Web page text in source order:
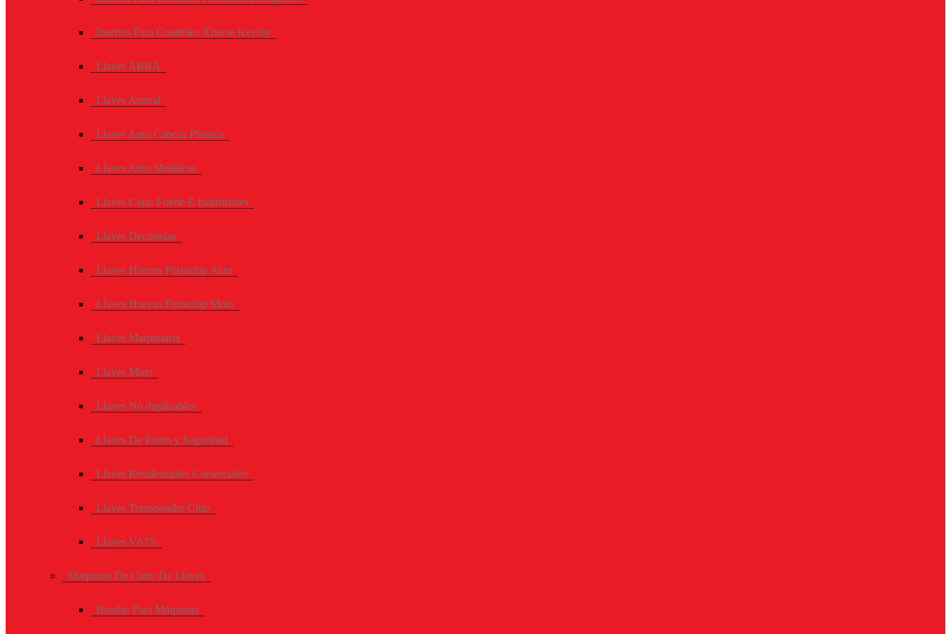
Insertos Para Controles Xhorse Keydiy
Llaves ABBA
Llaves Austral
Llaves Auto Cabeza Plástica
Llaves Auto Metálicas
Llaves Cajas Fuerte E Industriales
Llaves Decoradas
Llaves Huecas Portachip Auto
Llaves Huecas Portachip Moto
Llaves Maquinaria
Llaves Moto
Llaves No duplicables
Llaves De Punto y Seguridad
Llaves Residenciales Comerciales
Llaves Transponder Chip
Llaves VATS
Maquinas De Corte De Llaves
Bandas Para Máquinas